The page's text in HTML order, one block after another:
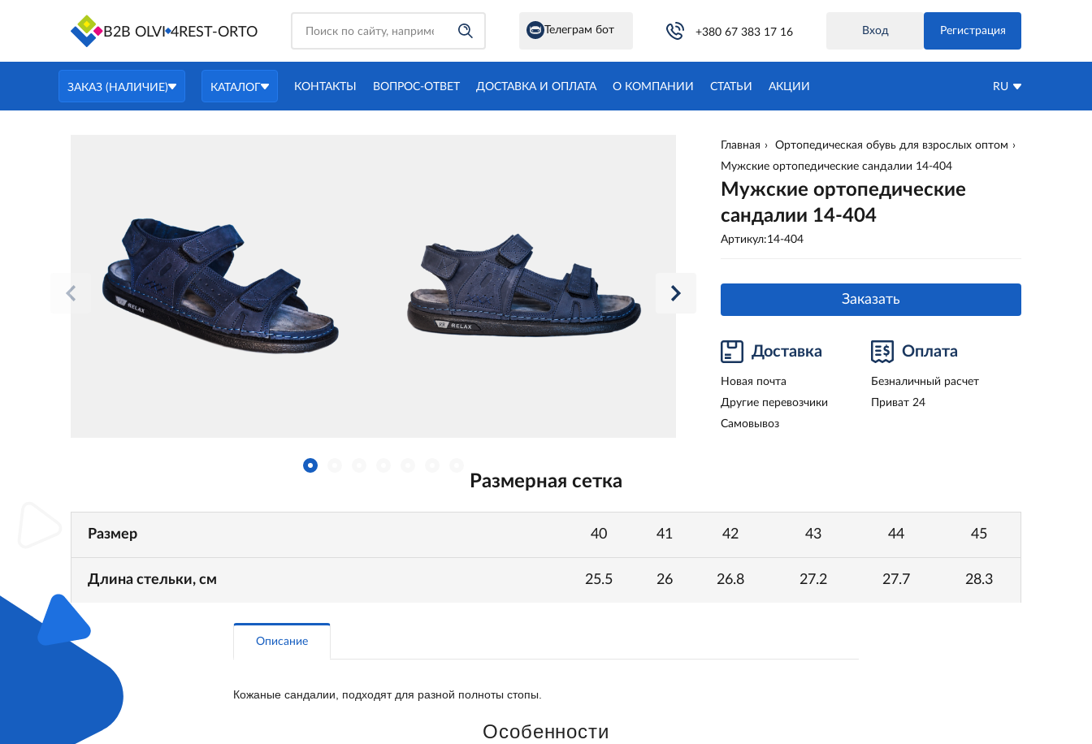
B2B OLVI 4REST-ORTO Телеграм бот +380 67 383 17 16 Вход Регистрация
ЗАКАЗ (НАЛИЧИЕ) КАТАЛОГ КОНТАКТЫ ВОПРОС-ОТВЕТ ДОСТАВКА И ОПЛАТА О КОМПАНИИ СТАТЬИ АКЦИИ RU
Главная
Ортопедическая обувь для взрослых оптом
Мужские ортопедические сандалии 14-404
Мужские ортопедические
сандалии 14-404
Артикул:14-404
Заказать
Доставка
Новая почта
Другие перевозчики
Самовывоз
Оплата
Безналичный расчет
Приват 24
Размерная сетка
Размер 40 41 42 43 44 45
Длина стельки, см 25.5 26 26.8 27.2 27.7 28.3
Описание
Кожаные сандалии, подходят для разной полноты стопы.
Особенности